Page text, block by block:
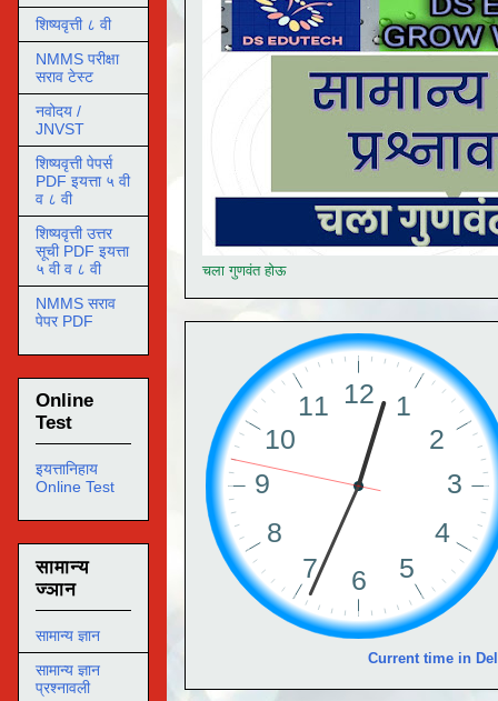
चला गुणवंत होऊ
Current time in
शिष्यवृत्ती ८ वी
NMMS परीक्षा
सराव टेस्ट
नवोदय /
JNVST
शिष्यवृत्ती पेपर्स
PDF इयत्ता ५ वी
व ८ वी
शिष्यवृत्ती उत्तर
सूची PDF इयत्ता
५ वी व ८ वी
NMMS सराव
पेपर PDF
Online
Test
इयत्तानिहाय
Online Test
सामान्य
ज्ञान
सामान्य ज्ञान
सामान्य ज्ञान
प्रश्नावली